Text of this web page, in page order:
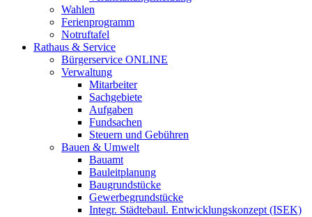
Wahlen
Ferienprogramm
Notruftafel
Rathaus & Service
Bürgerservice ONLINE
Verwaltung
Mitarbeiter
Sachgebiete
Aufgaben
Fundsachen
Steuern und Gebühren
Bauen & Umwelt
Bauamt
Bauleitplanung
Baugrundstücke
Gewerbegrundstücke
Integr. Städtebaul. Entwicklungskonzept (ISEK)